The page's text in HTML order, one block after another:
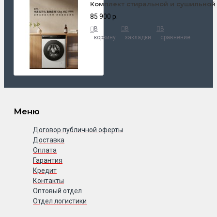
Комплект стиральной и сушильной
85 900 р.
В
корзину
В
закладки
В
сравнение
Меню
Договор публичной оферты
Доставка
Оплата
Гарантия
Кредит
Контакты
Оптовый отдел
Отдел логистики